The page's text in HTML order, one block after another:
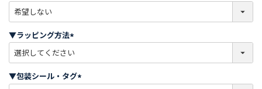
必
)
▼ラッピング方法
必
須
)
▼包装シール・タグ